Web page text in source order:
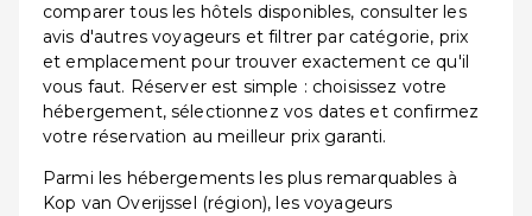
comparer tous les hôtels disponibles, consulter les
avis d'autres voyageurs et filtrer par catégorie, prix
et emplacement pour trouver exactement ce qu'il
vous faut. Réserver est simple : choisissez votre
hébergement, sélectionnez vos dates et confirmez
votre réservation au meilleur prix garanti.
Parmi les hébergements les plus remarquables à
Kop van Overijssel (région), les voyageurs